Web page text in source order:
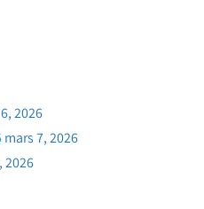
2026
mars 7, 2026
2026